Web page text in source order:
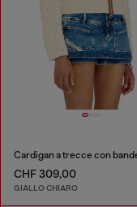
CHF 309,00
GIALLO CHIARO